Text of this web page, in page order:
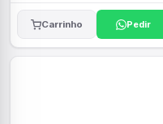
Carrinho Pedir